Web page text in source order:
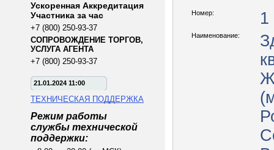
Ускоренная Аккредитация
Участника за час
+7 (800) 250-93-37
СОПРОВОЖДЕНИЕ ТОРГОВ,
УСЛУГА АГЕНТА
+7 (800) 250-93-37
21.01.2024 11:00
ТЕХНИЧЕСКАЯ ПОДДЕРЖКА
Режим работы
службы технической
поддержки:
Номер: 1
Наименование: